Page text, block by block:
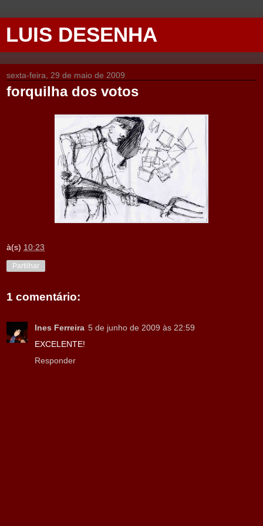
LUIS DESENHA
sexta-feira, 29 de maio de 2009
forquilha dos votos
à(s) 10:23
Partilhar
1 comentário:
Ines Ferreira 5 de junho de 2009 às 22:59
EXCELENTE!
Responder